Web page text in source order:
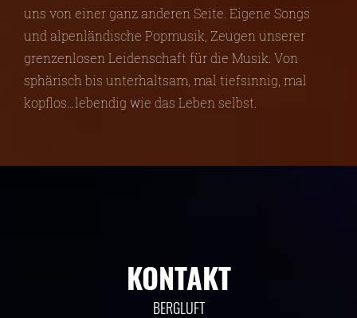
uns von einer ganz anderen Seite. Eigene Songs
und alpenländische Popmusik, Zeugen unserer
grenzenlosen Leidenschaft für die Musik. Von
sphärisch bis unterhaltsam, mal tiefsinnig, mal
kopflos…lebendig wie das Leben selbst.
KONTAKT
BERGLUFT